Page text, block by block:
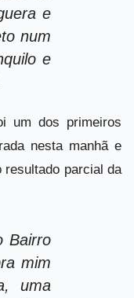
e
num
e
um dos primeiros
nesta manhã e
parcial da
Bairro
mim
uma